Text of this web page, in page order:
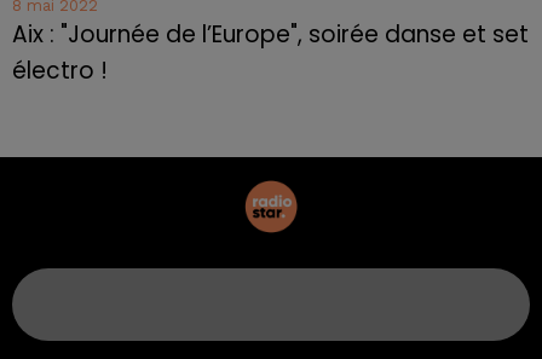
8 mai 2022
Aix : "Journée de l’Europe", soirée danse et set
électro !